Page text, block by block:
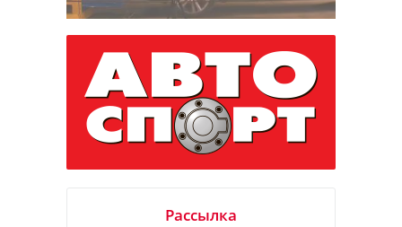
Рассылка